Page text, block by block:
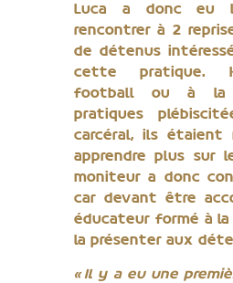
Luca a donc eu
rencontrer à 2
de détenus
cette pratique.
football ou à la
pratiques
carcéral, ils étaient
apprendre plus sur
moniteur a donc
car devant être
éducateur formé à
la présenter aux
« Il y a eu une